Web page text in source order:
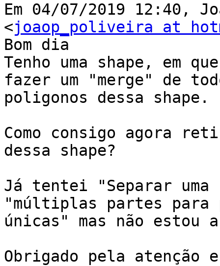
Em 04/07/2019 12:40,
<joaop_poliveira at
Bom dia
Tenho uma shape, em
fazer um "merge" de
poligonos dessa shape.
Como consigo agora
dessa shape?
Já tentei "Separar uma
"múltiplas partes para
únicas" mas não estou
Obrigado pela atenção